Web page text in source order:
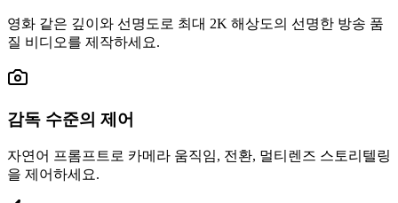
영화 같은 깊이와 선명도로 최대 2K 해상도의 선명한 방송 품
질 비디오를 제작하세요.
감독 수준의 제어
자연어 프롬프트로 카메라 움직임, 전환, 멀티렌즈 스토리텔링
을 제어하세요.